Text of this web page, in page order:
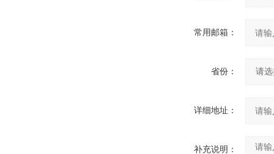
常用邮箱：
省份：
详细地址：
补充说明：